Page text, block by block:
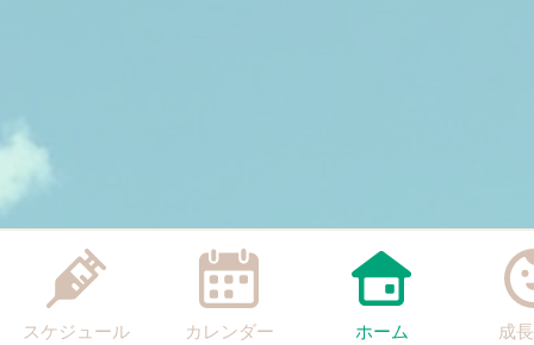
スケジュール カレンダー ホーム 成